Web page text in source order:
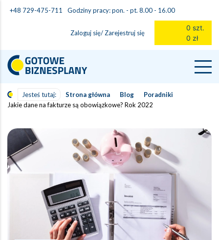
+48 729-475-711 Godziny pracy: pon. - pt. 8.00 - 16.00
Zaloguj się/ Zarejestruj się
0 szt.
0 zł
Jesteś tutaj: Strona główna Blog
Poradniki
Jakie dane na fakturze są obowiązkowe? Rok 2022